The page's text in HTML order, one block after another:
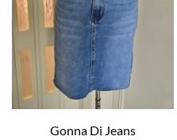
Gonna Di Jeans